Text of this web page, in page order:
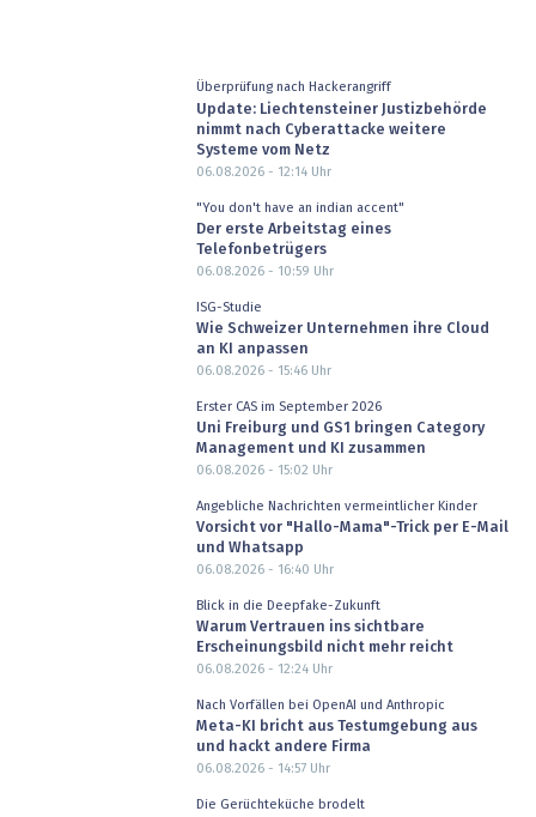
Überprüfung nach Hackerangriff
Update: Liechtensteiner Justizbehörde
nimmt nach Cyberattacke weitere
Systeme vom Netz
06.08.2026 - 12:14Uhr
"You don't have an indian accent"
Der erste Arbeitstag eines
Telefonbetrügers
06.08.2026 - 10:59 Uhr
ISG-Studie
Wie Schweizer Unternehmen ihre Cloud
an KI anpassen
06.08.2026 - 15:46Uhr
Erster CAS im September 2026
Uni Freiburg und GS1 bringen Category
Management und KI zusammen
06.08.2026 - 15:02 Uhr
Angebliche Nachrichten vermeintlicher Kinder
Vorsicht vor "Hallo-Mama"-Trick per E-Mail
und Whatsapp
06.08.2026 - 16:40 Uhr
Blick in die Deepfake-Zukunft
Warum Vertrauen ins sichtbare
Erscheinungsbild nicht mehr reicht
06.08.2026 - 12:24Uhr
Nach Vorfällen bei OpenAI und Anthropic
Meta-KI bricht aus Testumgebung aus
und hackt andere Firma
06.08.2026 - 14:57Uhr
Die Gerüchteküche brodelt